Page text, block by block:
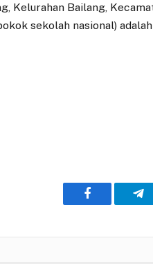
Kelurahan Bailang,
sekolah nasional)
Facebook